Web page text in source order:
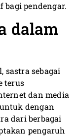
pendengar.
dalam
sastra sebagai
terus
dan media
dengan
dari berbagai
pengaruh